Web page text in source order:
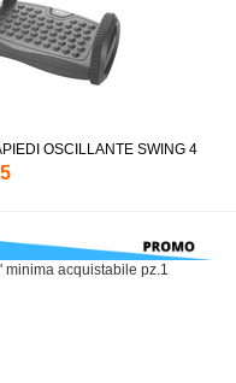
OSCILLANTE SWING 4
minima acquistabile pz.1